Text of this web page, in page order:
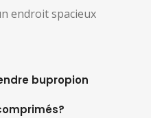
endroit spacieux
bupropion